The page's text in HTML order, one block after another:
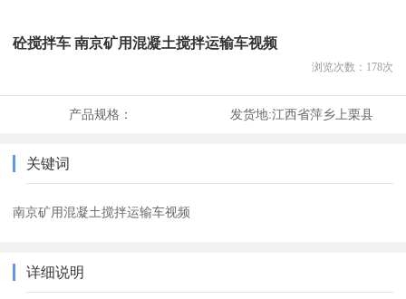
砼搅拌车 南京矿用混凝土搅拌运输车视频
浏览次数： 178次
产品规格： 发货地:江西省萍乡上栗县
关键词
南京矿用混凝土搅拌运输车视频
详细说明